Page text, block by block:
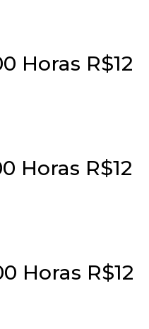
Horas R$12
Horas R$12
Horas R$12